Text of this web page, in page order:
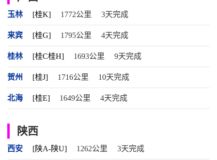
玉林 [桂K] 1772公里 3天完成
来宾 [桂G] 1795公里 4天完成
桂林 [桂C桂H] 1693公里 9天完成
贺州 [桂J] 1716公里 10天完成
北海 [桂E] 1649公里 4天完成
陕西
西安 [陕A-陕U] 1262公里 3天完成